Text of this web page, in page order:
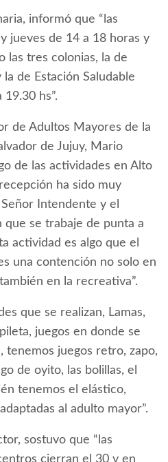
informó que “las
jueves de 14 a 18 horas y
las tres colonias, la de
de Estación Saludable
hs”.
de Adultos Mayores de la
de Jujuy, Mario
de las actividades en Alto
ha sido muy
Intendente y el
se trabaje de punta a
actividad es algo que el
una contención no solo en
en la recreativa”.
que se realizan, Lamas,
juegos en donde se
tenemos juegos retro, zapo,
de oyito, las bolillas, el
tenemos el elástico,
al adulto mayor”.
sostuvo que “las
cierran el 30 y en